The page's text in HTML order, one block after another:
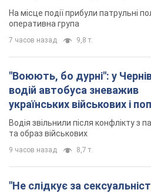
На місце події прибули патрульні
оперативна група
7 часов назад 9,8 т.
"Воюють, бо дурні": у
водій автобуса зневажив
українських військових і
Відео
Водія звільнили після конфлікту з
та образ військових
9 часов назад 8,7 т.
"Не слідкує за